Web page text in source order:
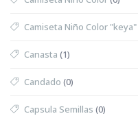
Camiseta Niño Color "keya"
Canasta (1)
Candado (0)
Capsula Semillas (0)